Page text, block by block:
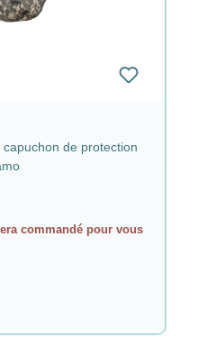
de protection
commandé pour vous